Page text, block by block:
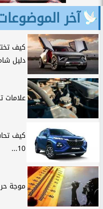
آخر
كيف
دليل
علامات
كيف
10...
موجة حر